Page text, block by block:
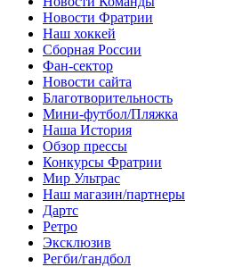
Новости Фратрии
Наш хоккей
Сборная России
Фан-cектор
Новости сайта
Благотворительность
Мини-футбол/Пляжка
Наша История
Обзор прессы
Конкурсы Фратрии
Мир Ультрас
Наш магазин/партнеры
Дартс
Ретро
Эксклюзив
Регби/гандбол